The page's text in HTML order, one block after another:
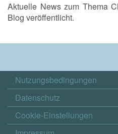
Aktuelle News zum Thema
Blog veröffentlicht.
Nutzungsbedingungen
Datenschutz
Cookie-Einstellungen